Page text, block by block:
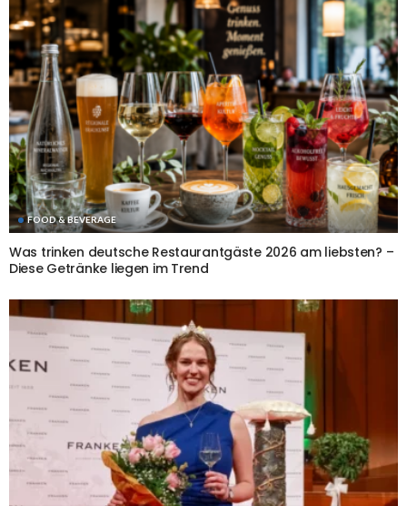
FOOD & BEVERAGE
Was trinken deutsche Restaurantgäste 2026 am liebsten? –
Diese Getränke liegen im Trend